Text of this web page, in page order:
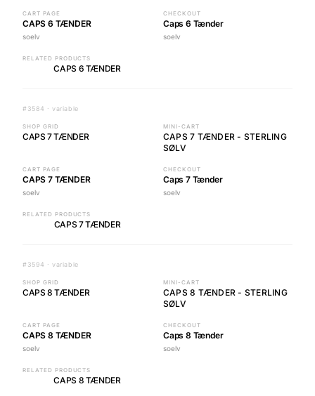
CART PAGE
CAPS 6 TÆNDER
soelv
CHECKOUT
Caps 6 Tænder
soelv
RELATED PRODUCTS
CAPS 6 TÆNDER
#3584 · variable
SHOP GRID
CAPS 7 TÆNDER
MINI-CART
CAPS 7 TÆNDER - STERLING
SØLV
CART PAGE
CAPS 7 TÆNDER
soelv
CHECKOUT
Caps 7 Tænder
soelv
RELATED PRODUCTS
CAPS 7 TÆNDER
#3594 · variable
SHOP GRID
CAPS 8 TÆNDER
MINI-CART
CAPS 8 TÆNDER - STERLING
SØLV
CART PAGE
CAPS 8 TÆNDER
soelv
CHECKOUT
Caps 8 Tænder
soelv
RELATED PRODUCTS
CAPS 8 TÆNDER